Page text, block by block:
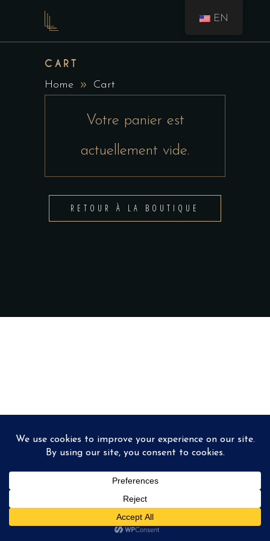
CART
Home Cart
Votre panier est
actuellement vide.
RETOUR À LA BOUTIQUE
EN